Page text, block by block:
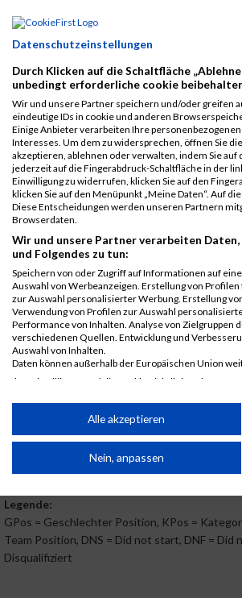
Karlsruhe
Teamwertung
männlich
B2Run
Karlsruhe
Teamwertung
mixed
5381 Sebastian Härer
2017
Veranstaltung Stnr
First
Name
Last
NameJahr
B2Run
Karlsruhe
B2Run Karlsruhe
B2Run
Karlsruhe
Einzelwertung
männlich
5161 Sebastian Härer
B2Run
Karlsruhe
männlich
5161
Karlsruhe
Sebastian
Legende:
GPos = Geschlechter Position, KPos =
Team Position, DNS = Did not start, DNF = Did
Disqualifiziert
Datenschutzeinstellungen
Durch Klicken auf die Schaltfläche
unbedingt erforderliche cookie
Wir und unsere Partner speichern und/oder greifen
eindeutige IDs in cookie und anderen
Einige Anbieter verarbeiten Ihre
Interesses. Um dem zu widersprechen, öffnen Sie
akzeptieren, ablehnen oder verwalten, indem Sie
jederzeit auf die Fingerabdruck-Schaltfläche in der
Einwilligung zu widerrufen, klicken Sie auf den
klicken Sie auf den Menüpunkt „Meine Daten“. Auf
Diese Entscheidungen werden unseren Partnern
Browserdaten.
Wir und unsere Partner verarbeiten
und Folgendes zu tun:
Speichern von oder Zugriff auf Informationen auf
Auswahl von Werbeanzeigen. Erstellung von
zur Auswahl personalisierter Werbung. Erstellung
Verwendung von Profilen zur Auswahl
Performance von Inhalten. Analyse von Zielgruppen
verschiedenen Quellen. Entwicklung und
Auswahl von Inhalten.
Daten können außerhalb der Europäischen Union
Ihre Einwilligung und die cookie Richtlinie gelten
Wir nutzen Ihre Daten für folgende Zwecke:
IAB-Verarbeitungszwecke:
Verwendung reduzierter Daten zur
Alle akzeptieren
Nein, anpassen